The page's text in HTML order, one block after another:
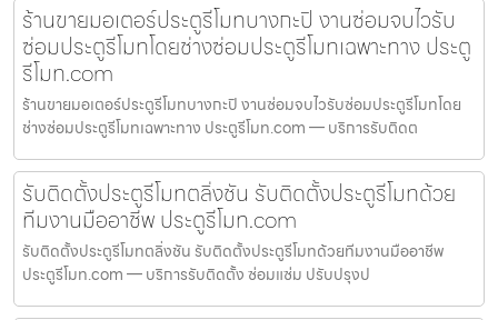
ร้านขายมอเตอร์ประตูรีโมทบางกะปิ งานซ่อมจบไวรับ
ซ่อมประตูรีโมทโดยช่างซ่อมประตูรีโมทเฉพาะทาง ประตู
รีโมท.com
ร้านขายมอเตอร์ประตูรีโมทบางกะปิ งานซ่อมจบไวรับซ่อมประตูรีโมทโดย
ช่างซ่อมประตูรีโมทเฉพาะทาง ประตูรีโมท.com — บริการรับติดต
รับติดตั้งประตูรีโมทตลิ่งชัน รับติดตั้งประตูรีโมทด้วย
ทีมงานมืออาชีพ ประตูรีโมท.com
รับติดตั้งประตูรีโมทตลิ่งชัน รับติดตั้งประตูรีโมทด้วยทีมงานมืออาชีพ
ประตูรีโมท.com — บริการรับติดตั้ง ซ่อมแซ่ม ปรับปรุงป